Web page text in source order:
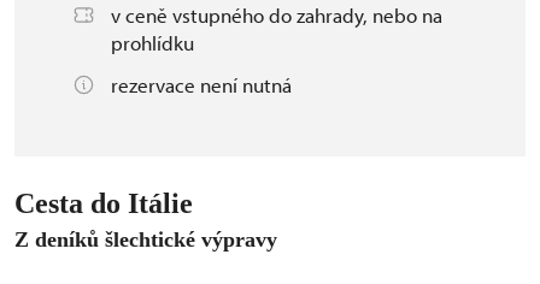
v ceně vstupného do zahrady, nebo na
prohlídku
rezervace není nutná
Cesta do Itálie
Z deníků šlechtické výpravy